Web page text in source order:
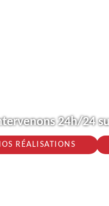
24h/24
RÉALISATIONS